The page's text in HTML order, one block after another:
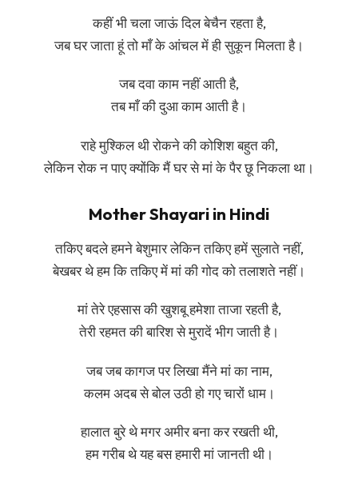
कहीं भी चला जाऊं दिल बेचैन रहता है,
जब घर जाता हूं तो माँ के आंचल में ही सुकून मिलता है।
जब दवा काम नहीं आती है,
तब माँ की दुआ काम आती है।
राहे मुश्किल थी रोकने की कोशिश बहुत की,
लेकिन रोक न पाए क्योंकि मैं घर से मां के पैर छू निकला था।
Mother Shayari in Hindi
तकिए बदले हमने बेशुमार लेकिन तकिए हमें सुलाते नहीं,
बेखबर थे हम कि तकिए में मां की गोद को तलाशते नहीं।
मां तेरे एहसास की खुशबू हमेशा ताजा रहती है,
तेरी रहमत की बारिश से मुरादें भीग जाती है।
जब जब कागज पर लिखा मैंने मां का नाम,
कलम अदब से बोल उठी हो गए चारों धाम।
हालात बुरे थे मगर अमीर बना कर रखती थी,
हम गरीब थे यह बस हमारी मां जानती थी।